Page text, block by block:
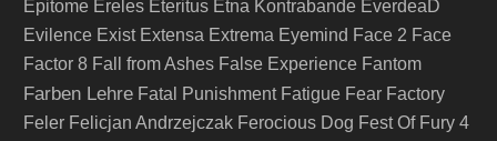
Epitome Ereles Eteritus Etna Kontrabande EverdeaD
Evilence Exist Extensa Extrema Eyemind Face 2 Face
Factor 8 Fall from Ashes False Experience Fantom
Farben Lehre Fatal Punishment Fatigue Fear Factory
Feler Felicjan Andrzejczak Ferocious Dog Fest Of Fury 4